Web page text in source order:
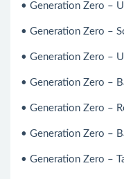
• Generation Zero –
• Generation Zero –
• Generation Zero –
• Generation Zero –
• Generation Zero –
• Generation Zero –
• Generation Zero –